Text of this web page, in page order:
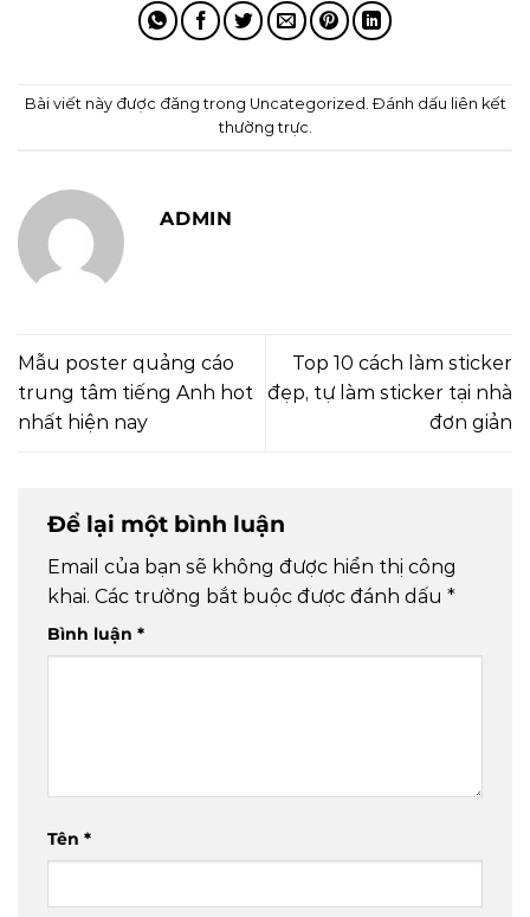
Bài viết này được đăng trong Uncategorized . Đánh dấu liên kết
thường trực.
ADMIN
Mẫu poster quảng cáo
trung tâm tiếng Anh hot
nhất hiện nay
Top 10 cách làm sticker
đẹp, tự làm sticker tại nhà
đơn giản
Để lại một bình luận
Email của bạn sẽ không được hiển thị công
khai. Các trường bắt buộc được đánh dấu *
Bình luận *
Tên *